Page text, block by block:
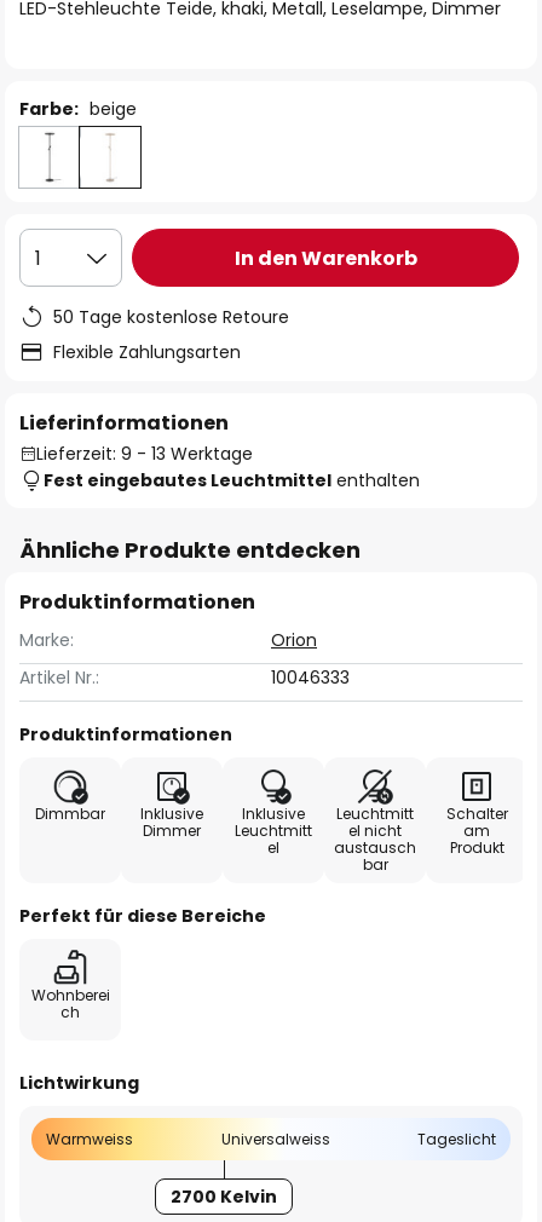
LED-Stehleuchte Teide, khaki, Metall, Leselampe, Dimmer
Farbe: beige
1 In den Warenkorb
50 Tage kostenlose Retoure
Flexible Zahlungsarten
Lieferinformationen
Lieferzeit: 9 - 13 Werktage
Fest eingebautes Leuchtmittel enthalten
Ähnliche Produkte entdecken
Produktinformationen
Marke:
Orion
Artikel Nr.:
10046333
Produktinformationen
Dimmbar
Inklusive
Dimmer
Inklusive
Leuchtmitt
el
Leuchtmitt
el nicht
austausch
bar
Schalter
am
Produkt
Perfekt für diese Bereiche
Wohnberei
ch
Lichtwirkung
Warmweiss Universalweiss Tageslicht
2700 Kelvin